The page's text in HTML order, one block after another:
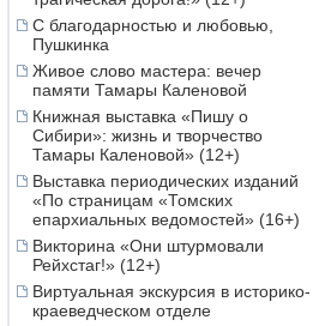
С благодарностью и любовью,
Пушкинка
Живое слово мастера: вечер
памяти Тамары Каленовой
Книжная выставка «Пишу о
Сибири»: жизнь и творчество
Тамары Каленовой» (12+)
Выставка периодических изданий
«По страницам «Томских
епархиальных ведомостей» (16+)
Викторина «Они штурмовали
Рейхстаг!» (12+)
Виртуальная экскурсия в историко-
краеведческом отделе